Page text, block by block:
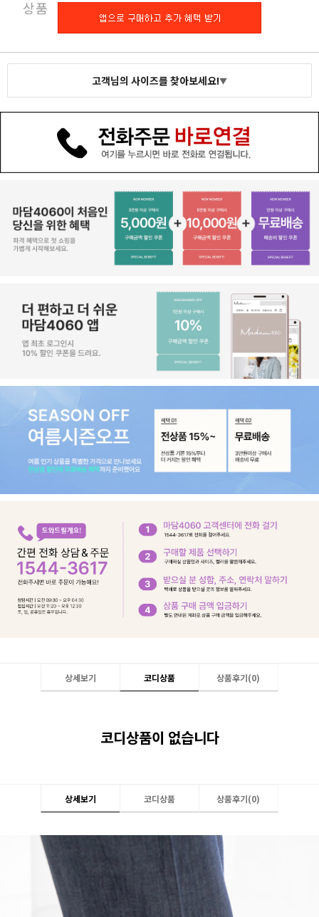
상품 구니
고객님의 사이즈를 찾아보세요!▼
상세보기 코디상품 상품후기(0)
코디상품이 없습니다
상세보기 코디상품 상품후기(0)